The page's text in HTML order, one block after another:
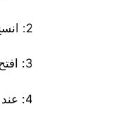
2: انسخ الرابط من موقع Facebook.
3: افتح المتصفح وابحث عن
4: عند فتح الموقع، يمكنك لصق الرابط الذي قمت بنسخه في مربع الإدخال.